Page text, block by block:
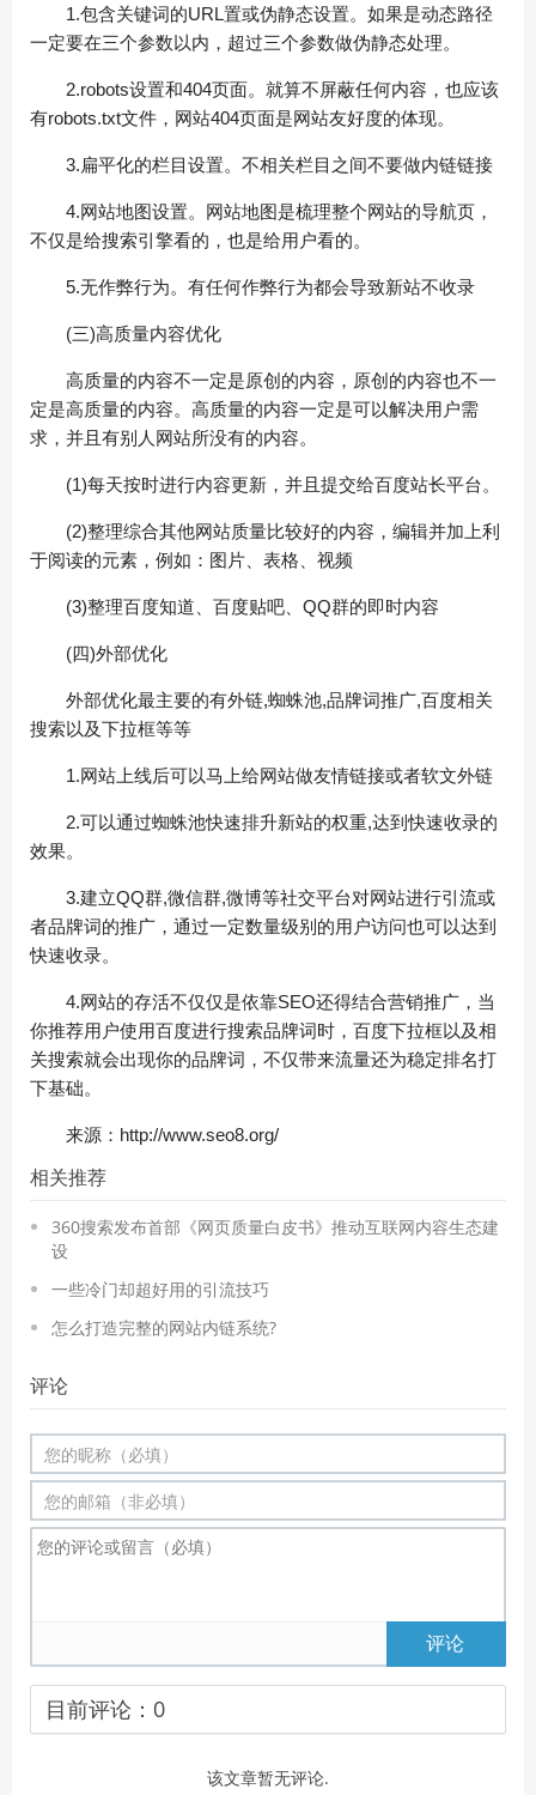
1.包含关键词的URL置或伪静态设置。如果是动态路径
一定要在三个参数以内，超过三个参数做伪静态处理。
2.robots设置和404页面。就算不屏蔽任何内容，也应该
有robots.txt文件，网站404页面是网站友好度的体现。
3.扁平化的栏目设置。不相关栏目之间不要做内链链接
4.网站地图设置。网站地图是梳理整个网站的导航页，
不仅是给搜索引擎看的，也是给用户看的。
5.无作弊行为。有任何作弊行为都会导致新站不收录
(三)高质量内容优化
高质量的内容不一定是原创的内容，原创的内容也不一
定是高质量的内容。高质量的内容一定是可以解决用户需
求，并且有别人网站所没有的内容。
(1)每天按时进行内容更新，并且提交给百度站长平台。
(2)整理综合其他网站质量比较好的内容，编辑并加上利
于阅读的元素，例如：图片、表格、视频
(3)整理百度知道、百度贴吧、QQ群的即时内容
(四)外部优化
外部优化最主要的有外链,蜘蛛池,品牌词推广,百度相关
搜索以及下拉框等等
1.网站上线后可以马上给网站做友情链接或者软文外链
2.可以通过蜘蛛池快速排升新站的权重,达到快速收录的
效果。
3.建立QQ群,微信群,微博等社交平台对网站进行引流或
者品牌词的推广，通过一定数量级别的用户访问也可以达到
快速收录。
4.网站的存活不仅仅是依靠SEO还得结合营销推广，当
你推荐用户使用百度进行搜索品牌词时，百度下拉框以及相
关搜索就会出现你的品牌词，不仅带来流量还为稳定排名打
下基础。
来源：http://www.seo8.org/
相关推荐
360搜索发布首部《网页质量白皮书》推动互联网内容生态建
设
一些冷门却超好用的引流技巧
怎么打造完整的网站内链系统?
评论
评论
目前评论： 0
该文章暂无评论.